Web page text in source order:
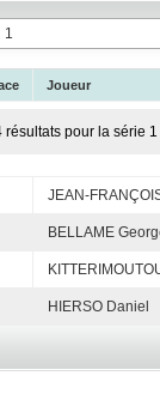
Joueur
résultats pour la série 1
JEAN-
BELLAME
HIERSO Daniel